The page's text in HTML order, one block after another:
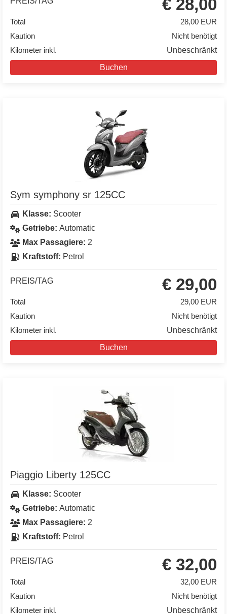
€ 28,00
Total
28,00 EUR
Kaution
Nicht benötigt
Kilometer inkl.
Unbeschränkt
Buchen
Sym symphony sr 125CC
Klasse: Scooter
Getriebe: Automatic
Max Passagiere: 2
Kraftstoff: Petrol
PREIS/TAG € 29,00
Total
29,00 EUR
Kaution
Nicht benötigt
Kilometer inkl.
Unbeschränkt
Buchen
Piaggio Liberty 125CC
Klasse: Scooter
Getriebe: Automatic
Max Passagiere: 2
Kraftstoff: Petrol
PREIS/TAG € 32,00
Total
32,00 EUR
Kaution
Nicht benötigt
Kilometer inkl.
Unbeschränkt